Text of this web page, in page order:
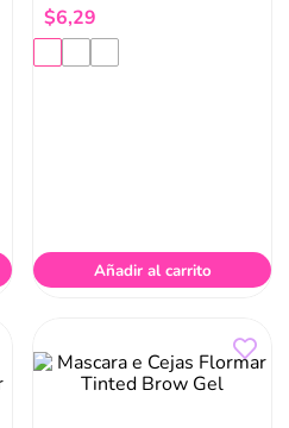
$6,29
Añadir al carrito